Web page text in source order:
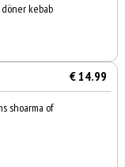
kebab
€ 14.99
shoarma of